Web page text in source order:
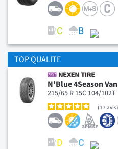
TOP QUALITE
N'Blue 4Season Van
215/65 R 15C 104/102T
17 avis